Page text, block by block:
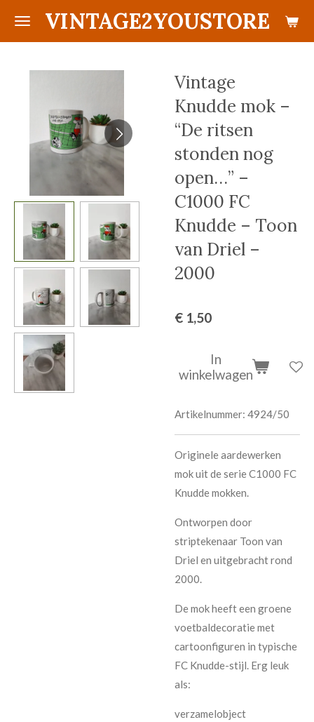
Ga
VINTAGE2YOUSTORE
Vintage
Knudde mok –
“De ritsen
stonden nog
open…” –
C1000 FC
Knudde – Toon
van Driel –
2000
€ 1,50
In
winkelwagen
Artikelnummer: 4924/50
Originele aardewerken
mok uit de serie C1000 FC
Knudde mokken.
Ontworpen door
striptekenaar Toon van
Driel en uitgebracht rond
2000.
De mok heeft een groene
voetbaldecoratie met
cartoonfiguren in typische
FC Knudde-stijl. Erg leuk
als:
verzamelobject